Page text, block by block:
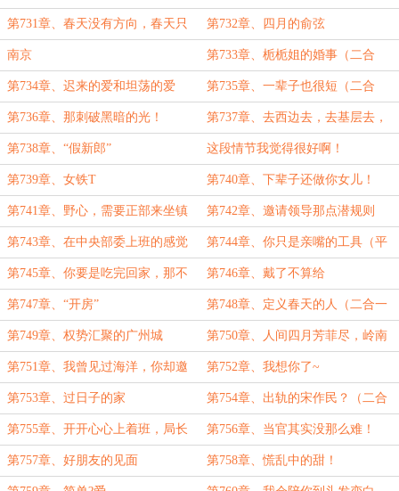
第731章、春天没有方向，春天只
顾开花。
第732章、四月的俞弦
南京 第733章、栀栀姐的婚事（二合
一）
第734章、迟来的爱和坦荡的爱 第735章、一辈子也很短（二合
一）
第736章、那刺破黑暗的光！ 第737章、去西边去，去基层去，
去祖国需要你的地方去！
第738章、“假新郎” 这段情节我觉得很好啊！
第739章、女铁T 第740章、下辈子还做你女儿！
第741章、野心，需要正部来坐镇 第742章、邀请领导那点潜规则
第743章、在中央部委上班的感觉 第744章、你只是亲嘴的工具（平
安夜快乐）
第745章、你要是吃完回家，那不
如现在就回！
第746章、戴了不算给
第747章、“开房” 第748章、定义春天的人（二合一
求月票~）
第749章、权势汇聚的广州城 第750章、人间四月芳菲尽，岭南
木棉正擎天
第751章、我曾见过海洋，你却邀
我观赏鱼缸
第752章、我想你了~
第753章、过日子的家 第754章、出轨的宋作民？（二合
一）
第755章、开开心心上着班，局长
突然让我背锅？
第756章、当官其实没那么难！
第757章、好朋友的见面 第758章、慌乱中的甜！